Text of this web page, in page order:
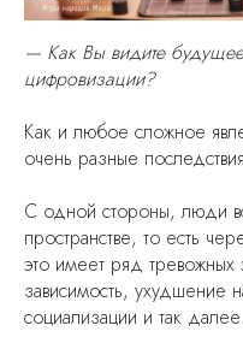
— Как Вы видите будущее
цифровизации?
Как и любое сложное
очень разные
С одной стороны, люди
пространстве, то есть
это имеет ряд тревожных
зависимость, ухудшение
социализации и так далее.